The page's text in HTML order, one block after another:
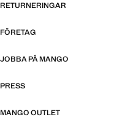
RETURNERINGAR
FÖRETAG
JOBBA PÅ MANGO
PRESS
MANGO OUTLET